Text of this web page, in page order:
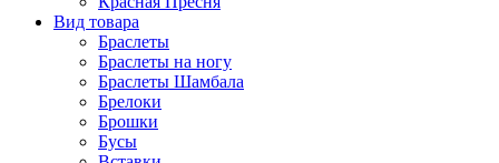
Вид товара
Браслеты
Браслеты на ногу
Браслеты Шамбала
Брелоки
Брошки
Бусы